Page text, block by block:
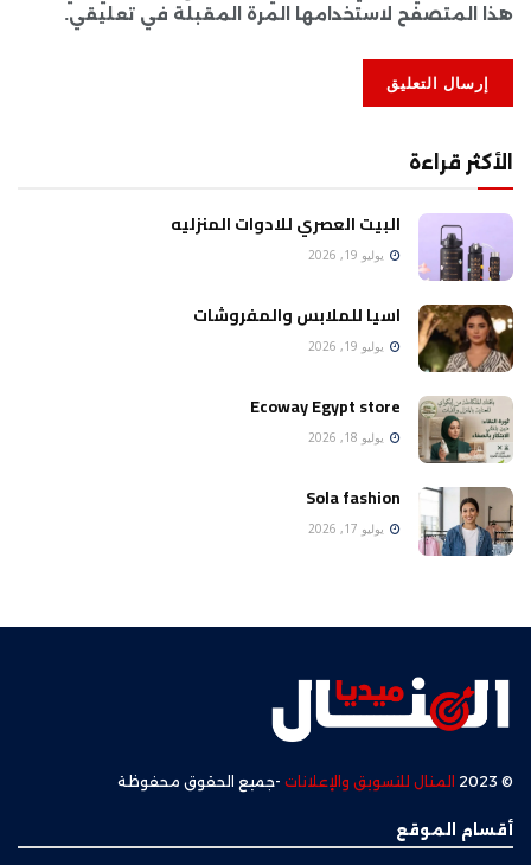
هذا المتصفح لاستخدامها المرة المقبلة في تعليقي.
الأكثر قراءة
البيت العصري للادوات المنزليه
يوليو 19, 2026
اسيا للملابس والمفروشات
يوليو 19, 2026
Ecoway Egypt store
يوليو 18, 2026
Sola fashion
يوليو 17, 2026
© 2023 المنال للتسويق والإعلانات -جميع الحقوق محفوظة
أقسام الموقع